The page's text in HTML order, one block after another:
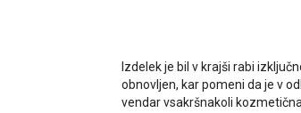
Izdelek je bil v krajši rabi
obnovljen, kar pomeni da je v
vendar vsakršnakoli